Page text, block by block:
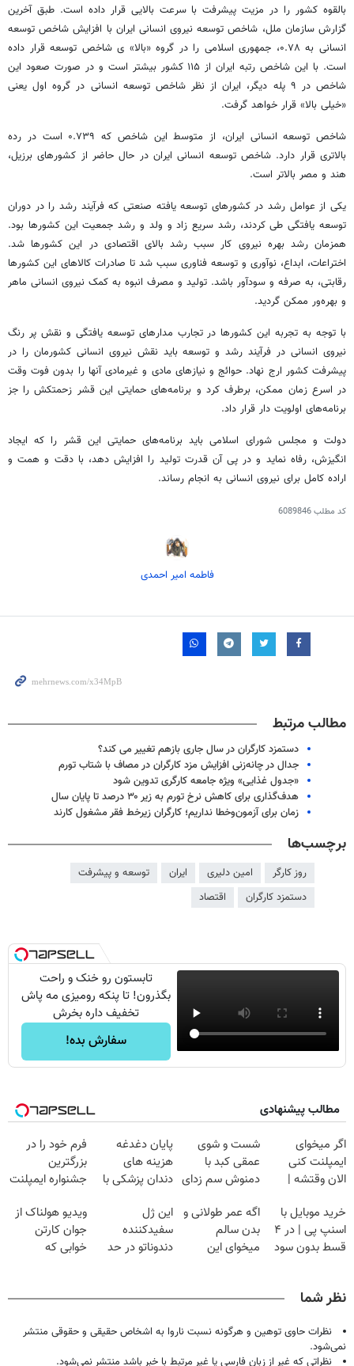
بالقوه کشور را در مزیت پیشرفت با سرعت بالایی قرار داده است. طبق آخرین
گزارش سازمان ملل، شاخص توسعه نیروی انسانی ایران با افزایش شاخص توسعه
انسانی به ۰.۷۸، جمهوری اسلامی را در گروه «بالا»
یشاخص توسعه قرار داده
است. با این شاخص رتبه ایران از ۱۱۵ کشور بیشتر است و در صورت صعود این
شاخص در ۹ پله دیگر، ایران از نظر شاخص توسعه انسانی در گروه اول یعنی
«خیلی بالا» قرار خواهد گرفت.
شاخص توسعه انسانی ایران، از متوسط این شاخص که ۰.۷۳۹ است در رده
بالاتری قرار دارد. شاخص توسعه انسانی ایران در حال حاضر از کشورهای برزیل،
هند و مصر بالاتر است.
یکی از عوامل رشد در کشورهای توسعه یافته صنعتی که فرآیند رشد را در دوران
توسعه یافتگی طی کردند، رشد سریع زاد و ولد و رشد جمعیت این کشورها بود.
همزمان رشد بهره نیروی کار سبب رشد بالای اقتصادی در این کشورها شد.
اختراعات، ابداع، نوآوری و توسعه فناوری سبب شد تا صادرات کالاهای این کشورها
رقابتی، به صرفه و سودآور باشد. تولید و مصرف انبوه به کمک نیروی انسانی ماهر
و بهره‌ور ممکن گردید.
با توجه به تجربه این کشورها در تجارب مدارهای توسعه یافتگی و نقش پر رنگ
نیروی انسانی در فرآیند رشد و توسعه باید نقش نیروی انسانی کشورمان را در
پیشرفت کشور ارج نهاد. حوائج و نیازهای مادی و غیرمادی آنها را بدون فوت وقت
در اسرع زمان ممکن، برطرف کرد و برنامه‌های حمایتی این قشر زحمتکش را جز
برنامه‌های اولویت دار قرار داد.
دولت و مجلس شورای اسلامی باید برنامه‌های حمایتی این قشر را که ایجاد
انگیزش، رفاه نماید و در پی آن قدرت تولید را افزایش دهد، با دقت و همت و
اراده کامل برای نیروی انسانی به انجام رساند.
کد مطلب6089846
فاطمه امیر احمدی
مطالب مرتبط
دستمزد کارگران در سال جاری بازهم تغییر می کند؟
جدال در چانه‌زنی افزایش مزد کارگران در مصاف با شتاب تورم
«جدول غذایی» ویژه جامعه کارگری تدوین شود
هدف‌گذاری برای کاهش نرخ تورم به زیر ۳۰ درصد تا پایان سال
زمان برای آزمون‌وخطا نداریم؛ کارگران زیرخط‌ فقر مشغول کارند
برچسب‌ها
روز کارگر امین دلیری ایران
توسعه و پیشرفت
دستمزد کارگران
اقتصاد
تابستون رو خنک و راحت
بگذرون! تا پنکه رومیزی مه پاش
تخفیف داره بخرش
سفارش بده!
مطالب پیشنهادی
اگر میخوای
ایمپلنت کنی
الان وقتشه |
میلیون تومان!!!
شست و شوی
عمقی کبد با
دمنوش سم زدای
پایان دغدغه
هزینه های
دندان پزشکی با
خانگی
فرم خود را در
بزرگترین
جشنواره ایمپلنت
فقط ۲۵ میلیون
خرید موبایل با
اسنپ پی | در ۴
قسط بدون سود
اگه عمر طولانی و
بدن سالم
میخوای این
این ژل
سفیدکننده
دندوناتو در حد
(40%تخفیف)
ویدیو هولناک از
جوان کارتن
خوابی که
نظر شما
نظرات حاوی توهین و هرگونه نسبت ناروا به اشخاص حقیقی و حقوقی منتشر
نمی‌شود.
نظراتی که غیر از زبان فارسی یا غیر مرتبط با خبر باشد منتشر نمی‌شود.